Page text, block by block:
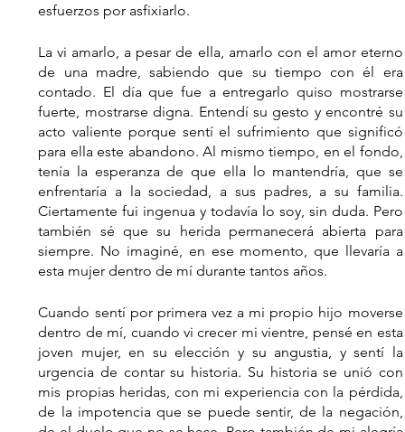
esfuerzos por asfixiarlo.
La vi amarlo, a pesar de ella, amarlo con el amor eterno
de una madre, sabiendo que su tiempo con él era
contado. El día que fue a entregarlo quiso mostrarse
fuerte, mostrarse digna. Entendí su gesto y encontré su
acto valiente porque sentí el sufrimiento que significó
para ella este abandono. Al mismo tiempo, en el fondo,
tenía la esperanza de que ella lo mantendría, que se
enfrentaría a la sociedad, a sus padres, a su familia.
Ciertamente fui ingenua y todavía lo soy, sin duda. Pero
también sé que su herida permanecerá abierta para
siempre. No imaginé, en ese momento, que llevaría a
esta mujer dentro de mí durante tantos años.
Cuando sentí por primera vez a mi propio hijo moverse
dentro de mí, cuando vi crecer mi vientre, pensé en esta
joven mujer, en su elección y su angustia, y sentí la
urgencia de contar su historia. Su historia se unió con
mis propias heridas, con mi experiencia con la pérdida,
de la impotencia que se puede sentir, de la negación,